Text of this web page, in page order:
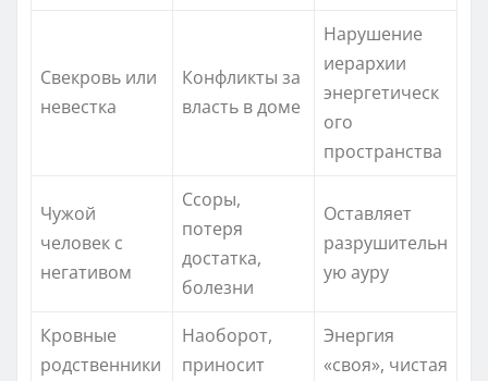
Свекровь или
невестка
Конфликты за
власть в доме
Нарушение
иерархии
энергетическ
ого
пространства
Чужой
человек с
негативом
Ссоры,
потеря
достатка,
болезни
Оставляет
разрушительн
ую ауру
Кровные
родственники
Наоборот,
приносит
Энергия
«своя», чистая